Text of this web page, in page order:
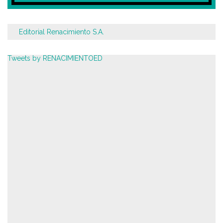
Editorial Renacimiento S.A.
Tweets by RENACIMIENTOED